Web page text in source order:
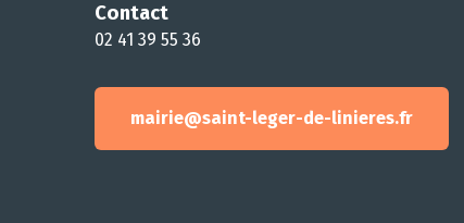
Contact
02 41 39 55 36
mairie@saint-leger-de-linieres.fr